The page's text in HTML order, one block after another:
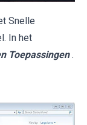
Snelle
In het
Toepassingen .